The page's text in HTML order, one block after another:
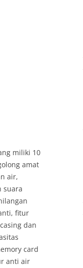
miliki 10
amat
air,
suara
fitur
dan
card
anti air